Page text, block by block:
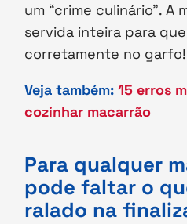
um “crime culinário”. A
servida inteira para
corretamente no garfo!
Veja também: 15 erros
cozinhar macarrão
Para qualquer
pode faltar o
ralado na